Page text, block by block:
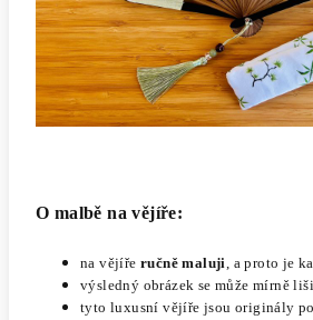
O malbě na vějíře:
na vějíře ručně maluji, a proto je
výsledný obrázek se může mírně
tyto luxusní vějíře jsou originály